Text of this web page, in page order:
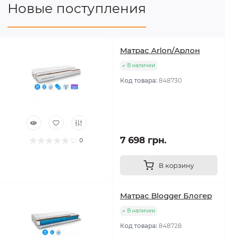
Новые поступления
0
Матрас Arlon/Арлон
В наличии
Код товара: 848730
7 698 грн.
В корзину
Матрас Blogger Блогер
В наличии
Код товара: 848728